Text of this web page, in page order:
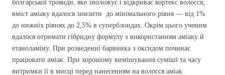
болгарської троянди, яке зволожує і відкриває кортекс волосся,
вміст аміаку вдалося знизити до мінімального рівня — від 1%
до нижніх рівнях до 2,5% в суперблондах. Окрім цього ученим
вдалося отримати гібридну формулу з використанням аміаку й
етаноламіну. При розведенні барвника з оксидом починає
працювати аміак. При хорошому вимішування суміші та часу
витримки її в мисці перед нанесенням на волосся аміак